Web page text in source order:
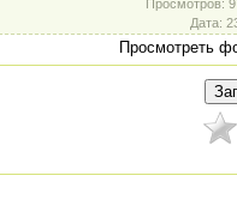
Просмотров:
Дата:
Просмотреть